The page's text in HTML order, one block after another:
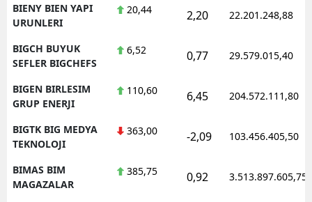
BIENY BIEN YAPI
URUNLERI
20,44 2,20 22.201.248,88
BIGCH BUYUK
SEFLER BIGCHEFS
6,52 0,77 29.579.015,40
BIGEN BIRLESIM
GRUP ENERJI
110,60 6,45 204.572.111,80
BIGTK BIG MEDYA
TEKNOLOJI
363,00 -2,09 103.456.405,50
BIMAS BIM
MAGAZALAR
385,75 0,92 3.513.897.605,75